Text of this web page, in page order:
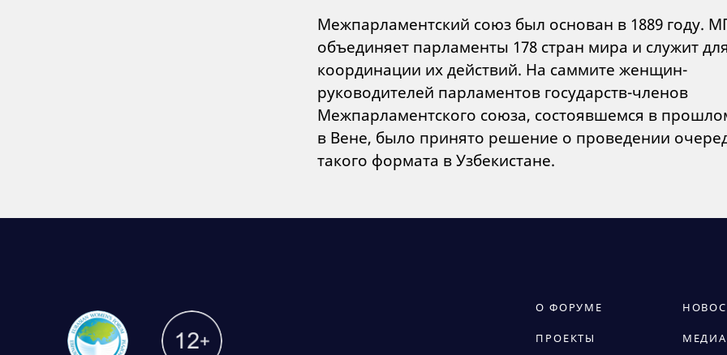
Межпарламентский союз был основан в 1889 году.
объединяет парламенты 178 стран мира и служит для
координации их действий. На саммите женщин-
руководителей парламентов государств-членов
Межпарламентского союза, состоявшемся в
в Вене, было принято решение о проведении
такого формата в Узбекистане.
О ФОРУМЕ
ПРОЕКТЫ